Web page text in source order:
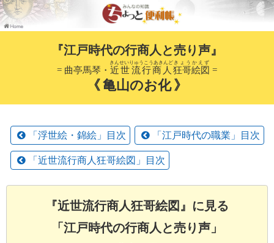
『江戸時代の行商人と売り声』
= 曲亭馬琴・ 近世流行商人
きんせいりゅうこうあきんど
狂哥絵図
きょうかえず
=
《 亀山のお化 》
「浮世絵・錦絵」目次 「江戸時代の職業」目次
「近世流行商人狂哥絵図」目次
『近世流行商人狂哥絵図』に見る
「江戸時代の行商人と売り声」